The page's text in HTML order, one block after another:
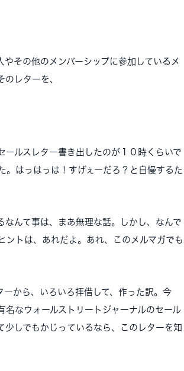
やその他のメンバーシップに参加しているメ
レターを、
ルスレター書き出したのが１０時くらいで
はっはっは！すげぇーだろ？と自慢するた
んて事は、まあ無理な話。しかし、なんで
ントは、あれだよ。あれ、このメルマガでも
から、いろいろ拝借して、作った訳。今
なウォールストリートジャーナルのセール
少しでもかじっているなら、このレターを知